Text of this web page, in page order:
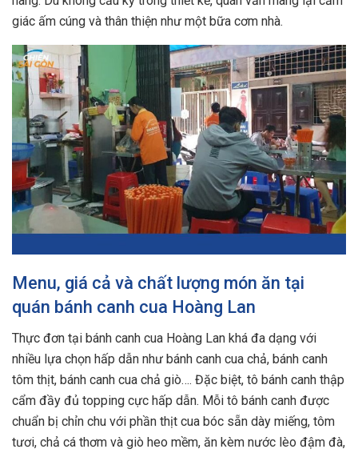
giác ấm cúng và thân thiện như một bữa cơm nhà.
Menu, giá cả và chất lượng món ăn tại
quán bánh canh cua Hoàng Lan
Thực đơn tại bánh canh cua Hoàng Lan khá đa dạng với
nhiều lựa chọn hấp dẫn như bánh canh cua chả, bánh canh
tôm thịt, bánh canh cua chả giò…. Đặc biệt, tô bánh canh thập
cẩm đầy đủ topping cực hấp dẫn. Mỗi tô bánh canh được
chuẩn bị chỉn chu với phần thịt cua bóc sẵn dày miếng, tôm
tươi, chả cá thơm và giò heo mềm, ăn kèm nước lèo đậm đà,